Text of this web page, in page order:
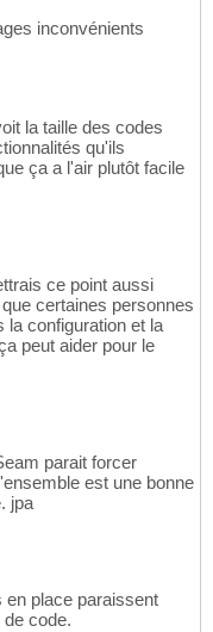
inconvénients
la taille des codes
qu'ils
ça a l'air plutôt facile
ce point aussi
certaines personnes
la configuration et la
peut aider pour le
parait forcer
est une bonne
jpa
en place paraissent
code.